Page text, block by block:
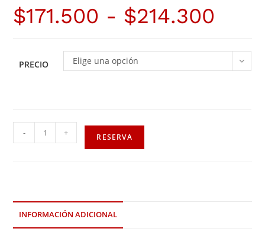
$171.500 - $214.300
PRECIO Elige una opción
- + RESERVA
INFORMACIÓN ADICIONAL